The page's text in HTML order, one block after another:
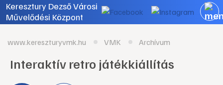
Keresztury Dezső Városi
Művelődési Központ
www.kereszturyvmk.hu VMK Archívum
Interaktív retro játékkiállítás